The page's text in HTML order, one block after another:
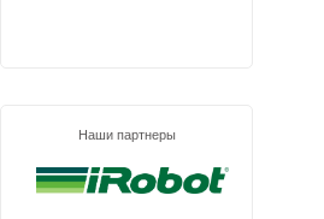
Наши партнеры